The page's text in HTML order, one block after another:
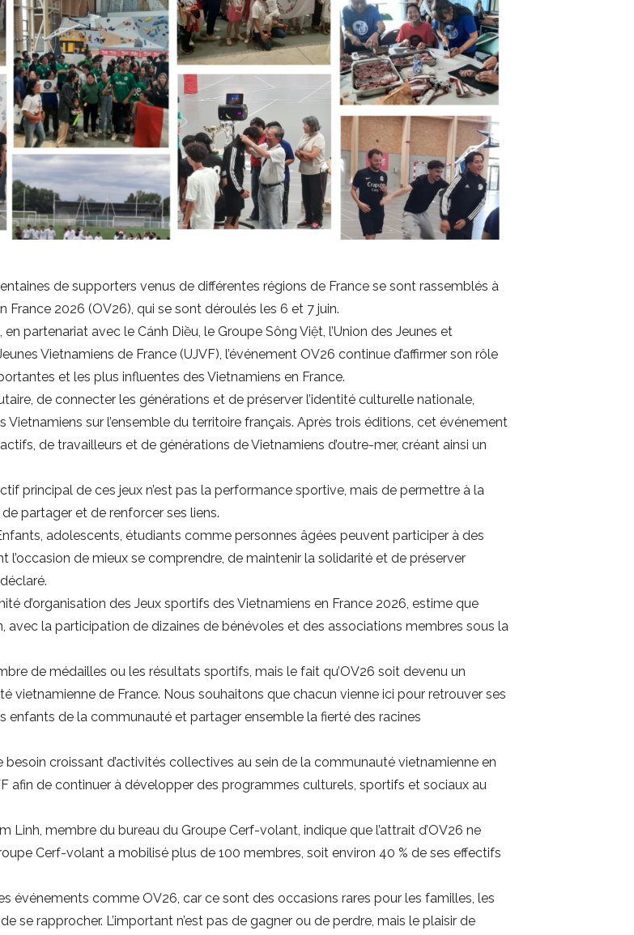
de supporters venus de différentes régions de France se sont rassemblés à
France 2026 (OV26), qui se sont déroulés les 6 et 7 juin.
partenariat avec le Cánh Diều, le Groupe Sông Việt, l’Union des Jeunes et
Vietnamiens de France (UJVF), l’événement OV26 continue d’affirmer son rôle
et les plus influentes des Vietnamiens en France.
de connecter les générations et de préserver l’identité culturelle nationale,
Vietnamiens sur l’ensemble du territoire français. Après trois éditions, cet événement
de travailleurs et de générations de Vietnamiens d’outre-mer, créant ainsi un
principal de ces jeux n’est pas la performance sportive, mais de permettre à la
partager et de renforcer ses liens.
adolescents, étudiants comme personnes âgées peuvent participer à des
de mieux se comprendre, de maintenir la solidarité et de préserver
d’organisation des Jeux sportifs des Vietnamiens en France 2026, estime que
avec la participation de dizaines de bénévoles et des associations membres sous la
de médailles ou les résultats sportifs, mais le fait qu’OV26 soit devenu un
de France. Nous souhaitons que chacun vienne ici pour retrouver ses
enfants de la communauté et partager ensemble la fierté des racines
croissant d’activités collectives au sein de la communauté vietnamienne en
afin de continuer à développer des programmes culturels, sportifs et sociaux au
Linh, membre du bureau du Groupe Cerf-volant, indique que l’attrait d’OV26 ne
Cerf-volant a mobilisé plus de 100 membres, soit environ 40 % de ses effectifs
événements comme OV26, car ce sont des occasions rares pour les familles, les
se rapprocher. L’important n’est pas de gagner ou de perdre, mais le plaisir de